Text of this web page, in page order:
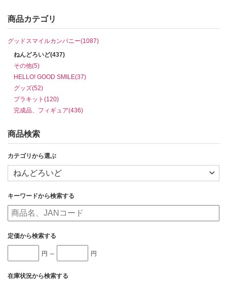
商品カテゴリ
グッドスマイルカンパニー(1087)
ねんどろいど(437)
その他(5)
HELLO! GOOD SMILE(37)
グッズ(52)
プラキット(120)
完成品、フィギュア(436)
商品検索
カテゴリから選ぶ
キーワードから検索する
定価から検索する
円 ～ 円
在庫状況から検索する